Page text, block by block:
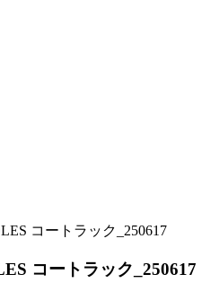
コートラック_250617
コートラック_250617